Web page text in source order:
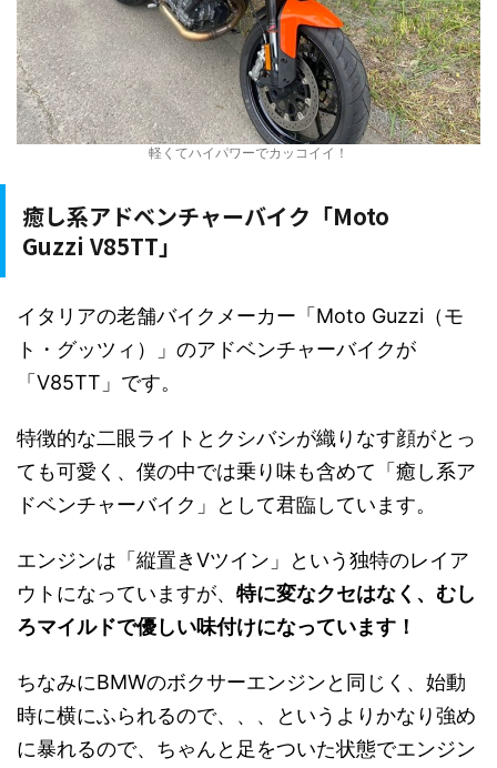
軽くてハイパワーでカッコイイ！
癒し系アドベンチャーバイク「Moto
Guzzi V85TT」
イタリアの老舗バイクメーカー「Moto Guzzi（モ
ト・グッツィ）」のアドベンチャーバイクが
「V85TT」です。
特徴的な二眼ライトとクシバシが織りなす顔がとっ
ても可愛く、僕の中では乗り味も含めて「癒し系ア
ドベンチャーバイク」として君臨しています。
エンジンは「縦置きVツイン」という独特のレイア
ウトになっていますが、 特に変なクセはなく、むし
ろマイルドで優しい味付けになっています！
ちなみにBMWのボクサーエンジンと同じく、始動
時に横にふられるので、、、というよりかなり強め
に暴れるので、ちゃんと足をついた状態でエンジン